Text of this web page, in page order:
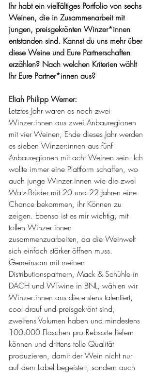
Ihr habt ein vielfältiges Portfolio von sechs
Weinen, die in Zusammenarbeit mit
jungen, preisgekrönten Winzer*innen
entstanden sind. Kannst du uns mehr über
diese Weine und Eure Partnerschaften
erzählen? Nach welchen Kriterien wählt
Ihr Eure Partner*innen aus?
Eliah Philipp Werner:
Letztes Jahr waren es noch zwei
Winzer:innen aus zwei Anbauregionen
mit vier Weinen, Ende dieses Jahr werden
es sieben Winzer:innen aus fünf
Anbauregionen mit acht Weinen sein. Ich
wollte immer eine Plattform schaffen, wo
auch junge Winzer:innen wie die zwei
Walz-Brüder mit 20 und 22 Jahren eine
Chance bekommen, ihr Können zu
zeigen. Ebenso ist es mir wichtig, mit
tollen Winzer:innen
zusammenzuarbeiten, da die Weinwelt
sich einfach stärker öffnen muss.
Gemeinsam mit meinen
Distributionspartnern, Mack & Schühle in
DACH und WTwine in BNL, wählen wir
Winzer:innen aus die erstens talentiert,
cool drauf und preisgekrönt sind,
zweitens Volumen haben und mindestens
100.000 Flaschen pro Rebsorte liefern
können und drittens tolle Qualität
produzieren, damit der Wein nicht nur
auf dem Label begeistert, sondern auch